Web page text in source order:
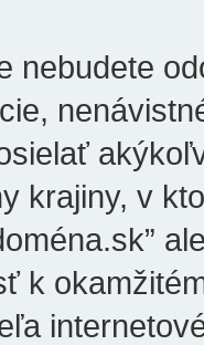
nebudete
krajiny, v
k